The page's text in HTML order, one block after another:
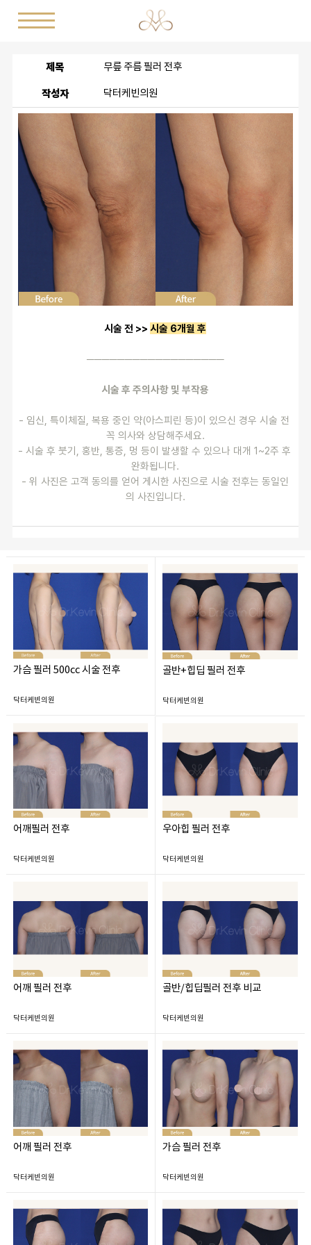
제목 무릎 주름 필러 전후
작성자 닥터케빈의원
시술 전 >> 시술 6개월 후
──────────────────
시술 후 주의사항 및 부작용
- 임신, 특이체질, 복용 중인 약(아스피린 등)이 있으신 경우 시술 전
꼭 의사와 상담해주세요.
- 시술 후 붓기, 홍반, 통증, 멍 등이 발생할 수 있으나 대개 1~2주 후
완화됩니다.
- 위 사진은 고객 동의를 얻어 게시한 사진으로 시술 전후는 동일인
의 사진입니다.
가슴 필러 500cc 시술 전후
닥터케빈의원
골반+힙딥 필러 전후
닥터케빈의원
어깨필러 전후
닥터케빈의원
우아힙 필러 전후
닥터케빈의원
어깨 필러 전후
닥터케빈의원
골반/힙딥필러 전후 비교
닥터케빈의원
어깨 필러 전후
닥터케빈의원
가슴 필러 전후
닥터케빈의원